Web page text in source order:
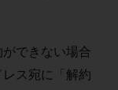
できない場合
ス宛に「解約